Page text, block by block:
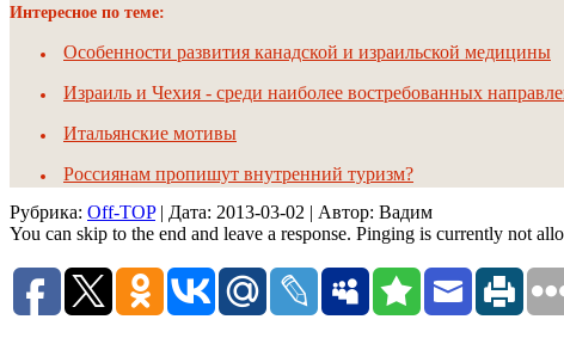
Интересное по теме:
Особенности развития канадской и израильской медицины
Израиль и Чехия - среди наиболее востребованных
Итальянские мотивы
Россиянам пропишут внутренний туризм?
Рубрика: Off-TOP| Дата: 2013-03-02 | Автор: Вадим
You can skip to the end and leave a response. Pinging is currently not